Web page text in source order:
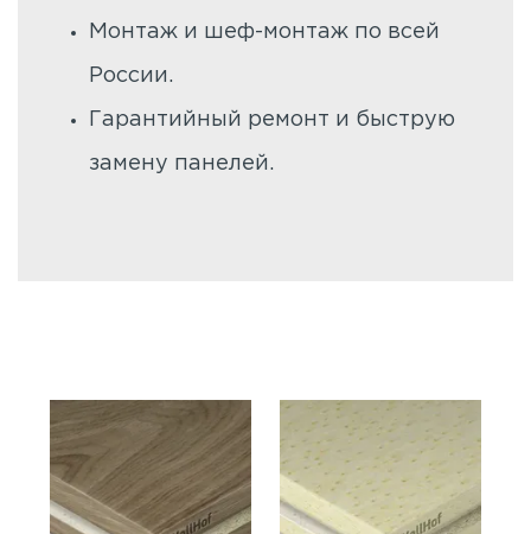
Монтаж и шеф-монтаж по всей
России.
Гарантийный ремонт и быструю
замену панелей.